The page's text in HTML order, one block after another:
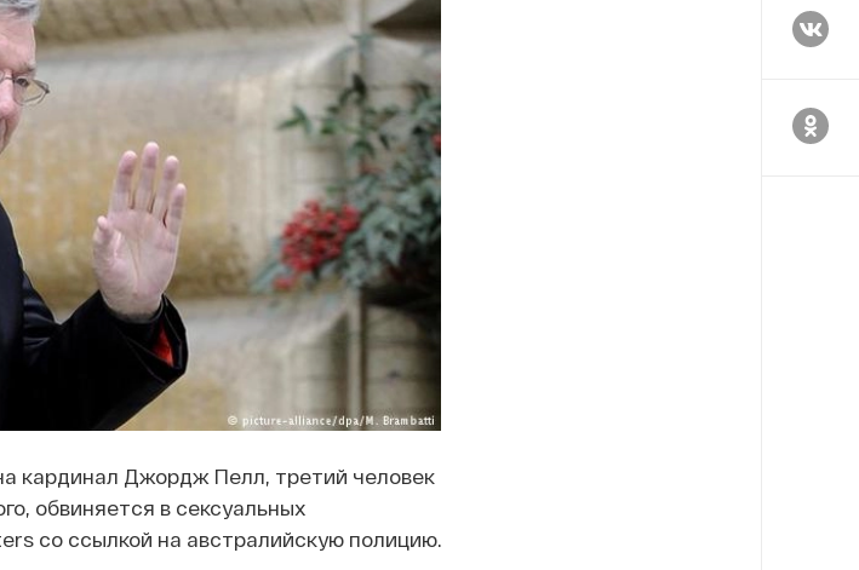
кардинал Джордж Пелл, третий человек
обвиняется в сексуальных
со ссылкой на австралийскую полицию.